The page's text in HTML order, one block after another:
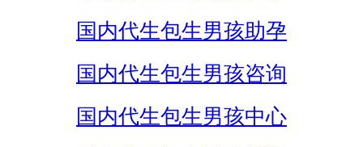
国内代生包生男孩助孕
国内代生包生男孩咨询
国内代生包生男孩中心